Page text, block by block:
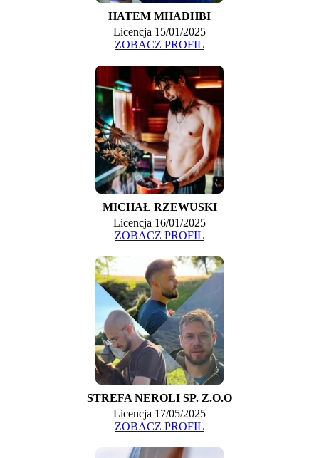
HATEM MHADHBI
Licencja 15/01/2025
ZOBACZ PROFIL
MICHAŁ RZEWUSKI
Licencja 16/01/2025
ZOBACZ PROFIL
STREFA NEROLI SP. Z.O.O
Licencja 17/05/2025
ZOBACZ PROFIL